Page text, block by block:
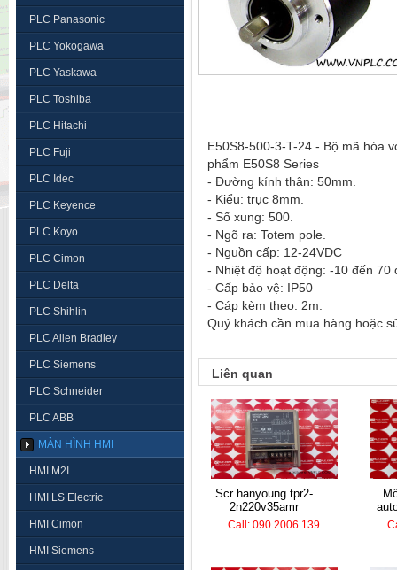
PLC Panasonic
PLC Yokogawa
PLC Yaskawa
PLC Toshiba
PLC Hitachi
PLC Fuji
PLC Idec
PLC Keyence
PLC Koyo
PLC Cimon
PLC Delta
PLC Shihlin
PLC Allen Bradley
PLC Siemens
PLC Schneider
PLC ABB
MÀN HÌNH HMI
HMI M2I
HMI LS Electric
HMI Cimon
HMI Siemens
E50S8-500-3-T-24 - Bộ mã hóa
phẩm E50S8 Series
- Đường kính thân: 50mm.
- Kiểu: trục 8mm.
- Số xung: 500.
- Ngõ ra: Totem pole.
- Nguồn cấp: 12-24VDC
- Nhiệt độ hoạt động: -10 đến 70
- Cấp bảo vệ: IP50
- Cáp kèm theo: 2m.
Quý khách cần mua hàng hoặc
Liên quan
scr hanyoung tpr2-
2n220v35amr
Call: 090.2006.139
mô đun nhiệt độ